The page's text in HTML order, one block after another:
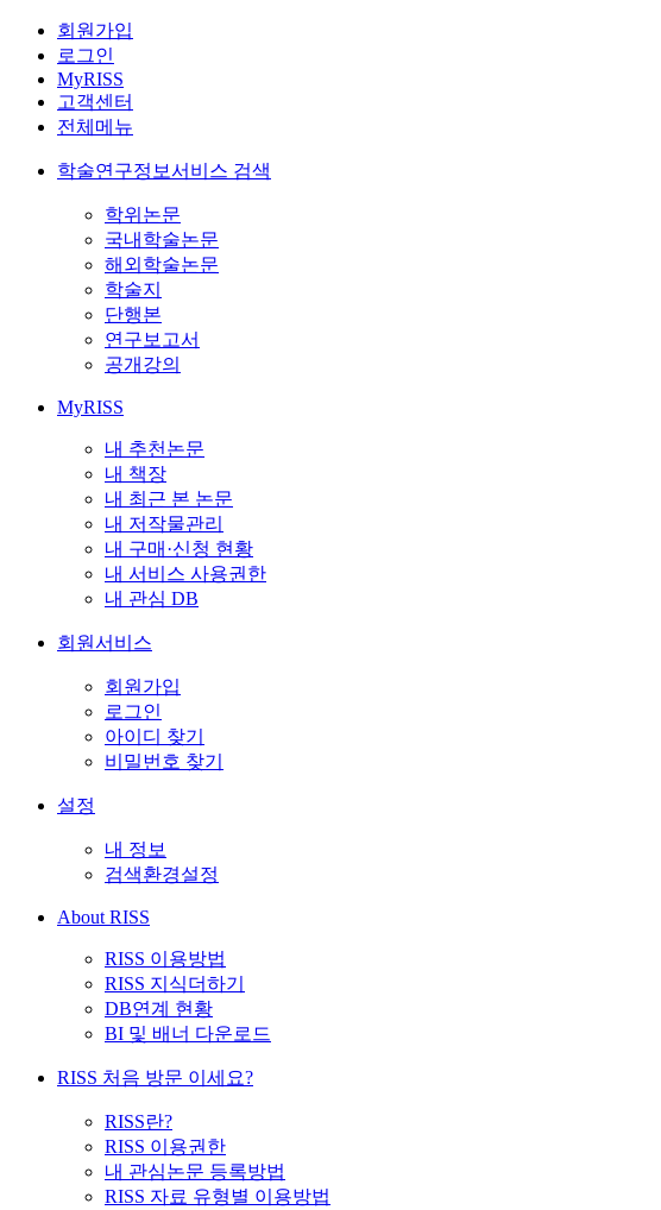
회원가입
로그인
MyRISS
고객센터
전체메뉴
학술연구정보서비스 검색
학위논문
국내학술논문
해외학술논문
학술지
단행본
연구보고서
공개강의
MyRISS
내 추천논문
내 책장
내 최근 본 논문
내 저작물관리
내 구매·신청 현황
내 서비스 사용권한
내 관심 DB
회원서비스
회원가입
로그인
아이디 찾기
비밀번호 찾기
설정
내 정보
검색환경설정
About RISS
RISS 이용방법
RISS 지식더하기
DB연계 현황
BI 및 배너 다운로드
RISS 처음 방문 이세요?
RISS란?
RISS 이용권한
내 관심논문 등록방법
RISS 자료 유형별 이용방법